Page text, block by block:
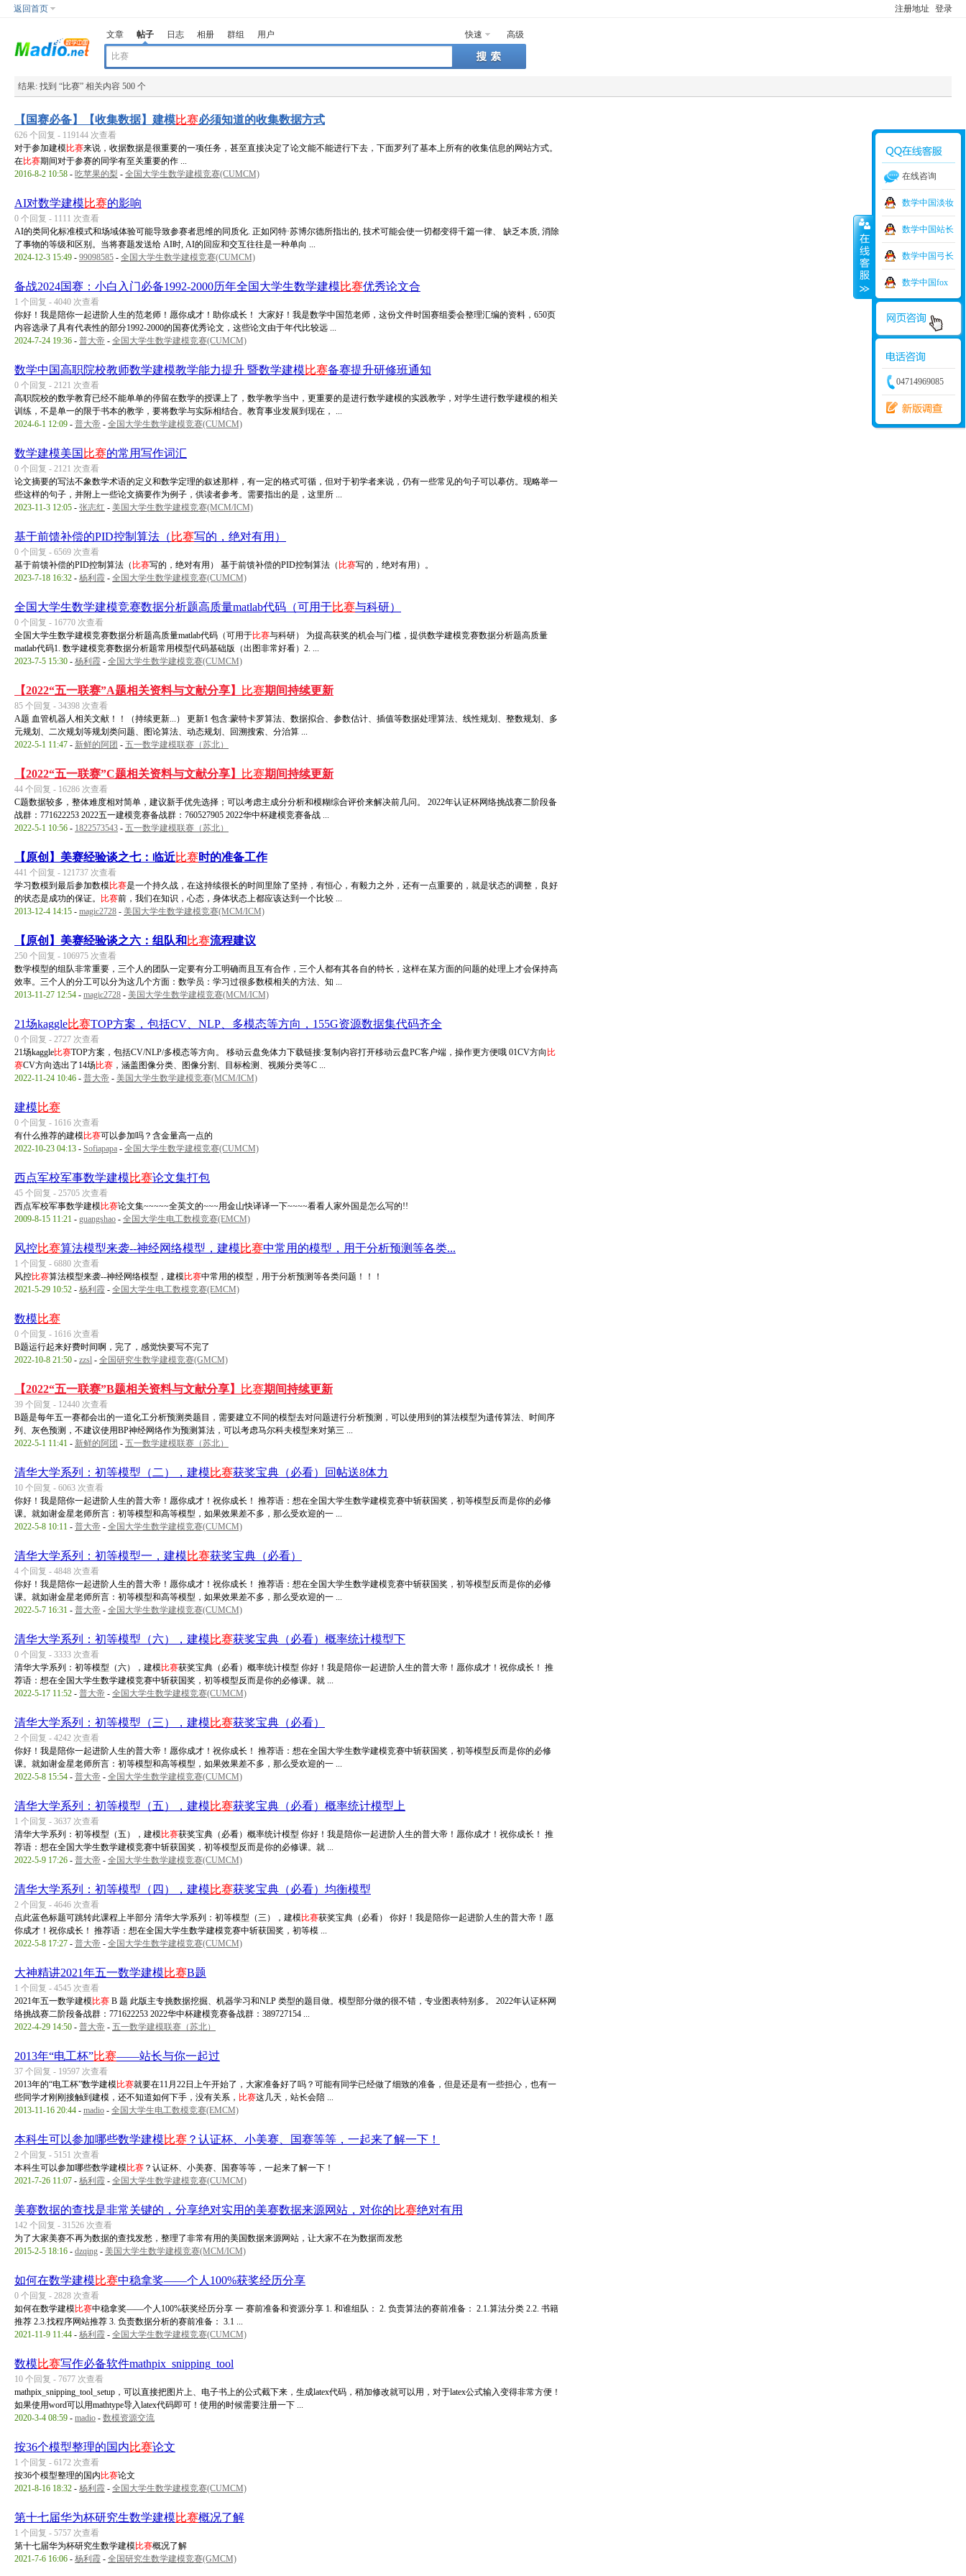
返回首页 注册地址 登录
快速 高级
文章 帖子 日志 相册 群组 用户
结果: 找到 “比赛” 相关内容 500 个
【国赛必备】【收集数据】建模比赛必须知道的收集数据方式
626 个回复 - 119144 次查看
对于参加建模比赛来说，收据数据是很重要的一项任务，甚至直接决定了论文能不能进行下去，下面罗列了基本上所有的收集信息的网站方式。
在比赛期间对于参赛的同学有至关重要的作 ...
2016-8-2 10:58 - 吃苹果的梨 - 全国大学生数学建模竞赛(CUMCM)
AI对数学建模比赛的影响
0 个回复 - 1111 次查看
AI的类同化标准模式和场域体验可能导致参赛者思维的同质化. 正如冈特·苏博尔德所指出的, 技术可能会使一切都变得千篇一律、 缺乏本质, 消除
了事物的等级和区别。当将赛题发送给 AI时, AI的回应和交互往往是一种单向 ...
2024-12-3 15:49 - 99098585 - 全国大学生数学建模竞赛(CUMCM)
备战2024国赛：小白入门必备1992-2000历年全国大学生数学建模比赛优秀论文合
1 个回复 - 4040 次查看
你好！我是陪你一起进阶人生的范老师！愿你成才！助你成长！ 大家好！我是数学中国范老师，这份文件时国赛组委会整理汇编的资料，650页
内容选录了具有代表性的部分1992-2000的国赛优秀论文，这些论文由于年代比较远 ...
2024-7-24 19:36 - 普大帝 - 全国大学生数学建模竞赛(CUMCM)
数学中国高职院校教师数学建模教学能力提升 暨数学建模比赛备赛提升研修班通知
0 个回复 - 2121 次查看
高职院校的数学教育已经不能单单的停留在数学的授课上了，数学教学当中，更重要的是进行数学建模的实践教学，对学生进行数学建模的相关
训练，不是单一的限于书本的教学，要将数学与实际相结合。教育事业发展到现在， ...
2024-6-1 12:09 - 普大帝 - 全国大学生数学建模竞赛(CUMCM)
数学建模美国 比赛的常用写作词汇
0 个回复 - 2121 次查看
论文摘要的写法不象数学术语的定义和数学定理的叙述那样，有一定的格式可循，但对于初学者来说，仍有一些常见的句子可以摹仿。现略举一
些这样的句子，并附上一些论文摘要作为例子，供读者参考。需要指出的是，这里所 ...
2023-11-3 12:05 - 张志红 - 美国大学生数学建模竞赛(MCM/ICM)
基于前馈补偿的PID控制算法（ 比赛写的，绝对有用）
0 个回复 - 6569 次查看
基于前馈补偿的PID控制算法（ 比赛写的，绝对有用） 基于前馈补偿的PID控制算法（ 比赛写的，绝对有用）。
2023-7-18 16:32 - 杨利霞 - 全国大学生数学建模竞赛(CUMCM)
全国大学生数学建模竞赛数据分析题高质量matlab代码（可用于比赛与科研）
0 个回复 - 16770 次查看
全国大学生数学建模竞赛数据分析题高质量matlab代码（可用于比赛与科研） 为提高获奖的机会与门槛，提供数学建模竞赛数据分析题高质量
matlab代码1. 数学建模竞赛数据分析题常用模型代码基础版（出图非常好看）2. ...
2023-7-5 15:30 - 杨利霞 - 全国大学生数学建模竞赛(CUMCM)
【2022“五一联赛”A题相关资料与文献分享】 比赛期间持续更新
85 个回复 - 34398 次查看
A题 血管机器人相关文献！！（持续更新...） 更新1 包含:蒙特卡罗算法、数据拟合、参数估计、插值等数据处理算法、线性规划、整数规划、多
元规划、二次规划等规划类问题、图论算法、动态规划、回溯搜索、分治算 ...
2022-5-1 11:47 - 新鲜的阿团 - 五一数学建模联赛（苏北）
【2022“五一联赛”C题相关资料与文献分享】 比赛期间持续更新
44 个回复 - 16286 次查看
C题数据较多，整体难度相对简单，建议新手优先选择；可以考虑主成分分析和模糊综合评价来解决前几问。 2022年认证杯网络挑战赛二阶段备
战群：771622253 2022五一建模竞赛备战群：760527905 2022华中杯建模竞赛备战 ...
2022-5-1 10:56 - 1822573543 - 五一数学建模联赛（苏北）
【原创】美赛经验谈之七：临近比赛 时的准备工作
441 个回复 - 121737 次查看
学习数模到最后参加数模比赛是一个持久战，在这持续很长的时间里除了坚持，有恒心，有毅力之外，还有一点重要的，就是状态的调整，良好
的状态是成功的保证。
比赛前，我们在知识，心态，身体状态上都应该达到一个比较 ...
2013-12-4 14:15 - magic2728 - 美国大学生数学建模竞赛(MCM/ICM)
【原创】美赛经验谈之六：组队和 比赛流程建议
250 个回复 - 106975 次查看
数学模型的组队非常重要，三个人的团队一定要有分工明确而且互有合作，三个人都有其各自的特长，这样在某方面的问题的处理上才会保持高
效率。三个人的分工可以分为这几个方面：数学员：学习过很多数模相关的方法、知 ...
2013-11-27 12:54 - magic2728 - 美国大学生数学建模竞赛(MCM/ICM)
21场kaggle比赛TOP方案，包括CV、NLP、多模态等方向，155G资源数据集代码齐全
0 个回复 - 2727 次查看
21场kaggle比赛TOP方案，包括CV/NLP/多模态等方向。 移动云盘免体力下载链接:复制内容打开移动云盘PC客户端，操作更方便哦 01CV方向 比
赛CV方向选出了14场比赛 ，涵盖图像分类、图像分割、目标检测、视频分类等C ...
2022-11-24 10:46 - 普大帝 - 美国大学生数学建模竞赛(MCM/ICM)
建模比赛
0 个回复 - 1616 次查看
有什么推荐的建模比赛可以参加吗？含金量高一点的
2022-10-23 04:13 - Sofiapapa - 全国大学生数学建模竞赛(CUMCM)
西点军校军事数学建模比赛论文集打包
45 个回复 - 25705 次查看
西点军校军事数学建模比赛论文集~~~~~全英文的~~~用金山快译译一下~~~~看看人家外国是怎么写的!!
2009-8-15 11:21 - guangshao - 全国大学生电工数模竞赛(EMCM)
风控比赛算法模型来袭--神经网络模型，建模比赛中常用的模型，用于分析预测等各类...
1 个回复 - 6880 次查看
风控比赛算法模型来袭--神经网络模型，建模比赛中常用的模型，用于分析预测等各类问题！！！
2021-5-29 10:52 - 杨利霞 - 全国大学生电工数模竞赛(EMCM)
数模比赛
0 个回复 - 1616 次查看
B题运行起来好费时间啊，完了，感觉快要写不完了
2022-10-8 21:50 - zzsl - 全国研究生数学建模竞赛(GMCM)
【2022“五一联赛”B题相关资料与文献分享】 比赛期间持续更新
39 个回复 - 12440 次查看
B题是每年五一赛都会出的一道化工分析预测类题目，需要建立不同的模型去对问题进行分析预测，可以使用到的算法模型为遗传算法、时间序
列、灰色预测，不建议使用BP神经网络作为预测算法，可以考虑马尔科夫模型来对第三 ...
2022-5-1 11:41 - 新鲜的阿团 - 五一数学建模联赛（苏北）
清华大学系列：初等模型（二），建模比赛获奖宝典（必看）回帖送8体力
10 个回复 - 6063 次查看
你好！我是陪你一起进阶人生的普大帝！愿你成才！祝你成长！ 推荐语：想在全国大学生数学建模竞赛中斩获国奖，初等模型反而是你的必修
课。就如谢金星老师所言：初等模型和高等模型，如果效果差不多，那么受欢迎的一 ...
2022-5-8 10:11 - 普大帝 - 全国大学生数学建模竞赛(CUMCM)
清华大学系列：初等模型一，建模比赛获奖宝典（必看）
4 个回复 - 4848 次查看
你好！我是陪你一起进阶人生的普大帝！愿你成才！祝你成长！ 推荐语：想在全国大学生数学建模竞赛中斩获国奖，初等模型反而是你的必修
课。就如谢金星老师所言：初等模型和高等模型，如果效果差不多，那么受欢迎的一 ...
2022-5-7 16:31 - 普大帝 - 全国大学生数学建模竞赛(CUMCM)
清华大学系列：初等模型（六），建模比赛获奖宝典（必看）概率统计模型下
0 个回复 - 3333 次查看
清华大学系列：初等模型（六），建模比赛获奖宝典（必看）概率统计模型 你好！我是陪你一起进阶人生的普大帝！愿你成才！祝你成长！ 推
荐语：想在全国大学生数学建模竞赛中斩获国奖，初等模型反而是你的必修课。就 ...
2022-5-17 11:52 - 普大帝 - 全国大学生数学建模竞赛(CUMCM)
清华大学系列：初等模型（三），建模比赛获奖宝典（必看）
2 个回复 - 4242 次查看
你好！我是陪你一起进阶人生的普大帝！愿你成才！祝你成长！ 推荐语：想在全国大学生数学建模竞赛中斩获国奖，初等模型反而是你的必修
课。就如谢金星老师所言：初等模型和高等模型，如果效果差不多，那么受欢迎的一 ...
2022-5-8 15:54 - 普大帝 - 全国大学生数学建模竞赛(CUMCM)
清华大学系列：初等模型（五），建模比赛获奖宝典（必看）概率统计模型上
1 个回复 - 3637 次查看
清华大学系列：初等模型（五），建模比赛获奖宝典（必看）概率统计模型 你好！我是陪你一起进阶人生的普大帝！愿你成才！祝你成长！ 推
荐语：想在全国大学生数学建模竞赛中斩获国奖，初等模型反而是你的必修课。就 ...
2022-5-9 17:26 - 普大帝 - 全国大学生数学建模竞赛(CUMCM)
清华大学系列：初等模型（四），建模比赛获奖宝典（必看）均衡模型
2 个回复 - 4646 次查看
点此蓝色标题可跳转此课程上半部分 清华大学系列：初等模型（三），建模比赛获奖宝典（必看） 你好！我是陪你一起进阶人生的普大帝！愿
你成才！祝你成长！ 推荐语：想在全国大学生数学建模竞赛中斩获国奖，初等模 ...
2022-5-8 17:27 - 普大帝 - 全国大学生数学建模竞赛(CUMCM)
大神精讲2021年五一数学建模比赛B题
1 个回复 - 4545 次查看
2021年五一数学建模比赛 B 题 此版主专挑数据挖掘、机器学习和NLP 类型的题目做。模型部分做的很不错，专业图表特别多。 2022年认证杯网
络挑战赛二阶段备战群：771622253 2022华中杯建模竞赛备战群：389727154 ...
2022-4-29 14:50 - 普大帝 - 五一数学建模联赛（苏北）
2013年“电工杯”比赛——站长与你一起过
37 个回复 - 19597 次查看
2013年的“电工杯”数学建模比赛就要在11月22日上午开始了，大家准备好了吗？可能有同学已经做了细致的准备，但是还是有一些担心，也有一
些同学才刚刚接触到建模，还不知道如何下手，没有关系， 比赛这几天，站长会陪 ...
2013-11-16 20:44 - madio - 全国大学生电工数模竞赛(EMCM)
本科生可以参加哪些数学建模比赛 ？认证杯、小美赛、国赛等等，一起来了解一下！
2 个回复 - 5151 次查看
本科生可以参加哪些数学建模比赛 ？认证杯、小美赛、国赛等等，一起来了解一下！
2021-7-26 11:07 - 杨利霞 - 全国大学生数学建模竞赛(CUMCM)
美赛数据的查找是非常关键的，分享绝对实用的美赛数据来源网站，对你的比赛绝对有用
142 个回复 - 31526 次查看
为了大家美赛不再为数据的查找发愁，整理了非常有用的美国数据来源网站，让大家不在为数据而发愁
2015-2-5 18:16 - dzqing - 美国大学生数学建模竞赛(MCM/ICM)
如何在数学建模比赛中稳拿奖——个人100%获奖经历分享
0 个回复 - 2828 次查看
如何在数学建模比赛中稳拿奖——个人100%获奖经历分享 一 赛前准备和资源分享 1. 和谁组队： 2. 负责算法的赛前准备： 2.1.算法分类 2.2. 书籍
推荐 2.3.找程序网站推荐 3. 负责数据分析的赛前准备： 3.1 ...
2021-11-9 11:44 - 杨利霞 - 全国大学生数学建模竞赛(CUMCM)
数模比赛写作必备软件mathpix_snipping_tool
10 个回复 - 7677 次查看
mathpix_snipping_tool_setup，可以直接把图片上、电子书上的公式截下来，生成latex代码，稍加修改就可以用，对于latex公式输入变得非常方便！
如果使用word可以用mathtype导入latex代码即可！使用的时候需要注册一下 ...
2020-3-4 08:59 - madio - 数模资源交流
按36个模型整理的国内比赛论文
1 个回复 - 6172 次查看
按36个模型整理的国内 比赛论文
2021-8-16 18:32 - 杨利霞 - 全国大学生数学建模竞赛(CUMCM)
第十七届华为杯研究生数学建模比赛概况了解
1 个回复 - 5757 次查看
第十七届华为杯研究生数学建模比赛概况了解
2021-7-6 16:06 - 杨利霞 - 全国研究生数学建模竞赛(GMCM)
在线咨询
数学中国淡妆
数学中国站长
数学中国弓长
数学中国fox
04714969085